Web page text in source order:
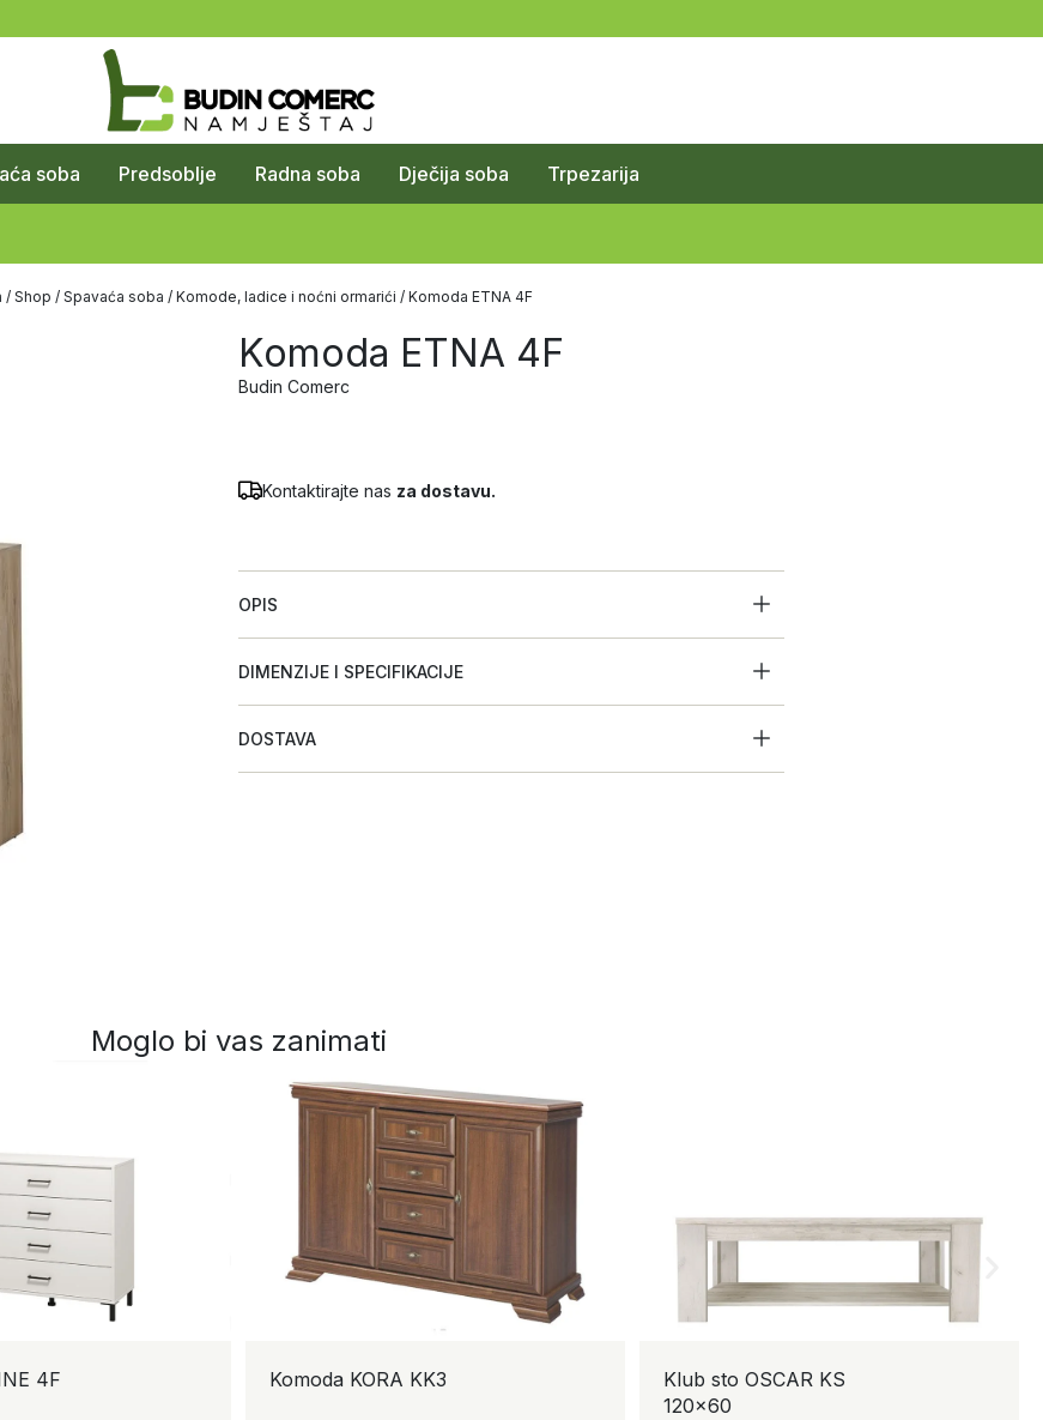
soba Predsoblje Radna soba Dječija soba Trpezarija
/ Shop / Spavaća soba / Komode, ladice i noćni ormarići / Komoda ETNA 4F
Komoda ETNA 4F
Budin Comerc
Kontaktirajte nas za dostavu.
OPIS
DIMENZIJE I SPECIFIKACIJE
DOSTAVA
Moglo bi vas zanimati
4F
Komoda KORA KK3
Klub sto OSCAR KS
120×60